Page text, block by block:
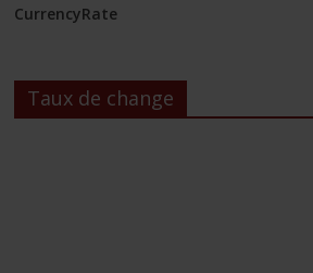
CurrencyRate
Taux de change